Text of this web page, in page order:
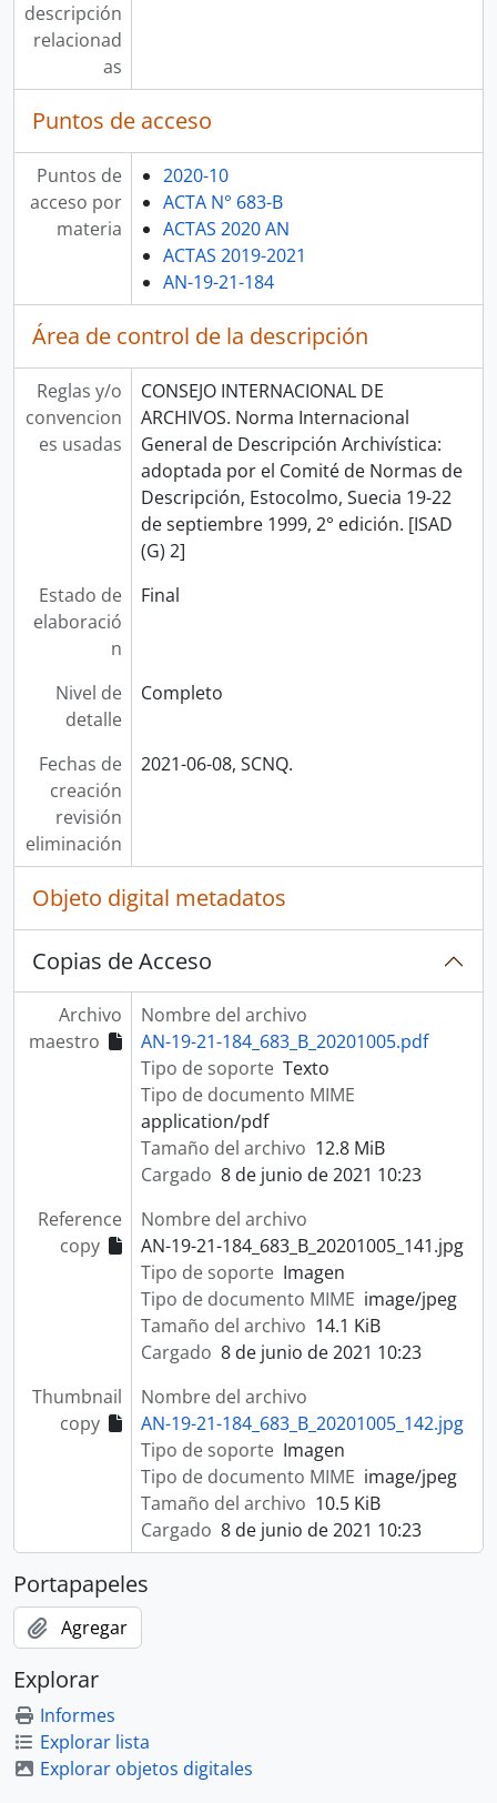
descripción
relacionad
as
Puntos de acceso
Puntos de
acceso por
materia
2020-10
ACTA N° 683-B
ACTAS 2020 AN
ACTAS 2019-2021
AN-19-21-184
Área de control de la descripción
Reglas y/o
convencion
es usadas
CONSEJO INTERNACIONAL DE
ARCHIVOS. Norma Internacional
General de Descripción Archivística:
adoptada por el Comité de Normas de
Descripción, Estocolmo, Suecia 19-22
de septiembre 1999, 2° edición. [ISAD
(G) 2]
Estado de
elaboració
n
Final
Nivel de
detalle
Completo
Fechas de
creación
revisión
eliminación
2021-06-08, SCNQ.
Objeto digital metadatos
Copias de Acceso
Archivo
maestro
Nombre del archivo
AN-19-21-184_683_B_20201005.pdf
Tipo de soporte Texto
Tipo de documento MIME
application/pdf
Tamaño del archivo 12.8 MiB
Cargado 8 de junio de 2021 10:23
Reference
copy
Nombre del archivo
AN-19-21-184_683_B_20201005_141.jpg
Tipo de soporte Imagen
Tipo de documento MIME image/jpeg
Tamaño del archivo 14.1 KiB
Cargado 8 de junio de 2021 10:23
Thumbnail
copy
Nombre del archivo
AN-19-21-184_683_B_20201005_142.jpg
Tipo de soporte Imagen
Tipo de documento MIME image/jpeg
Tamaño del archivo 10.5 KiB
Cargado 8 de junio de 2021 10:23
Portapapeles
Agregar
Explorar
Informes
Explorar lista
Explorar objetos digitales